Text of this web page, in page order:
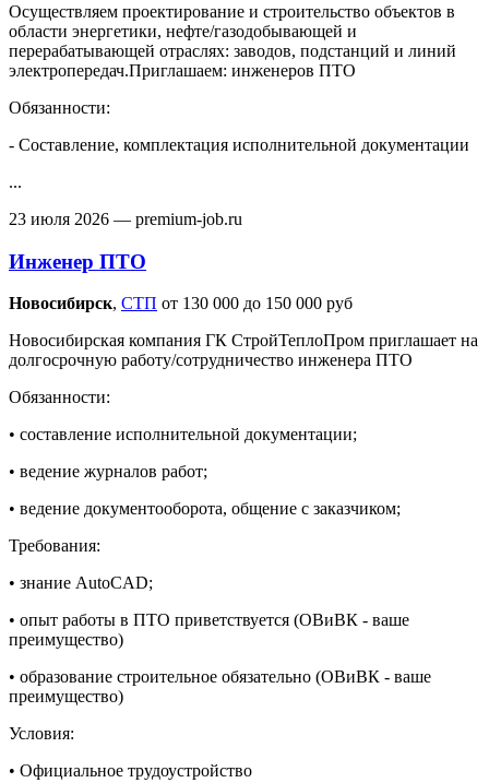
Осуществляем проектирование и строительство объектов в
области энергетики, нефте/газодобывающей и
перерабатывающей отраслях: заводов, подстанций и линий
электропередач.Приглашаем: инженеров ПТО
Обязанности:
- Составление, комплектация исполнительной документации
...
23 июля 2026 — premium-job.ru
Инженер ПТО
Новосибирск‎, СТП от 130 000 до 150 000 руб
Новосибирская компания ГК СтройТеплоПром приглашает на
долгосрочную работу/сотрудничество инженера ПТО
Обязанности:
• составление исполнительной документации;
• ведение журналов работ;
• ведение документооборота, общение с заказчиком;
Требования:
• знание AutoCAD;
• опыт работы в ПТО приветствуется (ОВиВК - ваше
преимущество)
• образование строительное обязательно (ОВиВК - ваше
преимущество)
Условия:
• Официальное трудоустройство